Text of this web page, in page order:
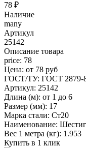
78 ₽
Наличие
many
Артикул
25142
Описание товара
price: 78
Цена: от 78 руб
ГОСТ/ТУ: ГОСТ 2879-
Артикул: 25142
Длина (м): от 1 до 6
Размер (мм): 17
Марка стали: Ст20
Наименование:
Вес 1 метра (кг): 1.953
Купить в 1 клик